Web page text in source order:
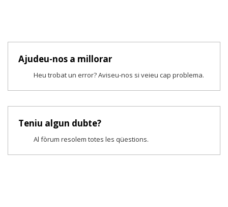
Ajudeu-nos a millorar
Heu trobat un error? Aviseu-nos si veieu cap problema.
Teniu algun dubte?
Al fòrum resolem totes les qüestions.